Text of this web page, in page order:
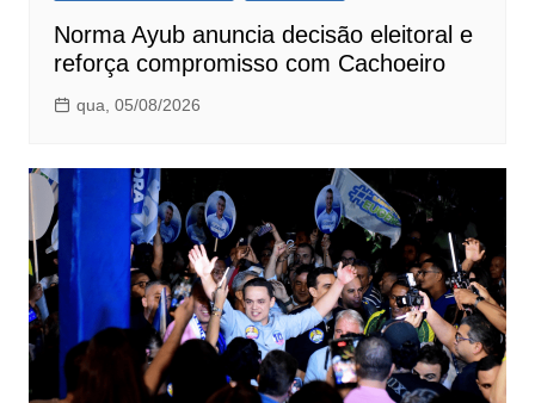
Norma Ayub anuncia decisão eleitoral e
reforça compromisso com Cachoeiro
qua, 05/08/2026